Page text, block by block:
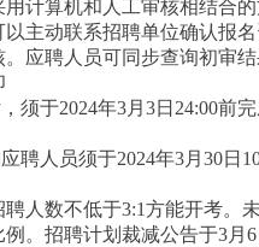
计算机和人工审核相结合
主动联系招聘单位确认报
应聘人员可同步查询初审
须于2024年3月3日24:00
聘人员须于2024年3月30日
人数不低于3:1方能开考。
。招聘计划裁减公告于3月